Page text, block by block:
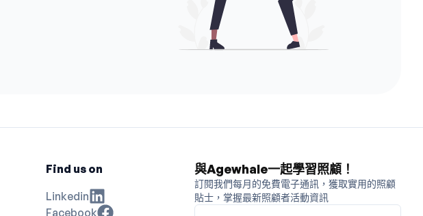
Find us on
Linkedin
Facebook
與Agewhale一起學習照顧！
訂閱我們每月的免費電子通訊，獲取實用的照顧
貼士，掌握最新照顧者活動資訊
請輸入你的名稱
請輸入你的電郵地址